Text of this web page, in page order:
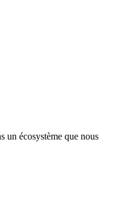
un écosystème que nous